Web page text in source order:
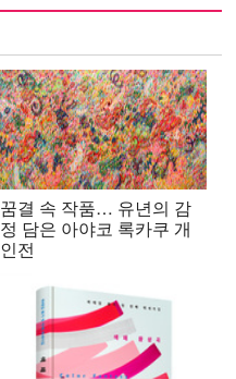
꿈결 속 작품… 유년의 감
정 담은 아야코 록카쿠 개
인전